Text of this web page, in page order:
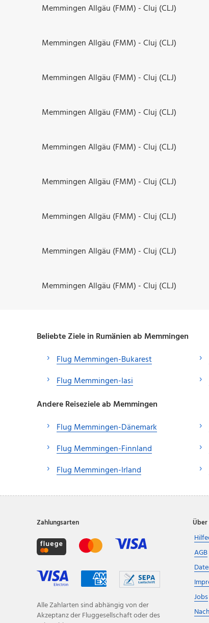
Memmingen Allgäu (FMM) - Cluj (CLJ)
Memmingen Allgäu (FMM) - Cluj (CLJ)
Memmingen Allgäu (FMM) - Cluj (CLJ)
Memmingen Allgäu (FMM) - Cluj (CLJ)
Memmingen Allgäu (FMM) - Cluj (CLJ)
Memmingen Allgäu (FMM) - Cluj (CLJ)
Memmingen Allgäu (FMM) - Cluj (CLJ)
Memmingen Allgäu (FMM) - Cluj (CLJ)
Memmingen Allgäu (FMM) - Cluj (CLJ)
Beliebte Ziele in Rumänien ab Memmingen
Flug Memmingen-Bukarest
Flug Memmingen-Iasi
Andere Reiseziele ab Memmingen
Flug Memmingen-Dänemark
Flug Memmingen-Finnland
Flug Memmingen-Irland